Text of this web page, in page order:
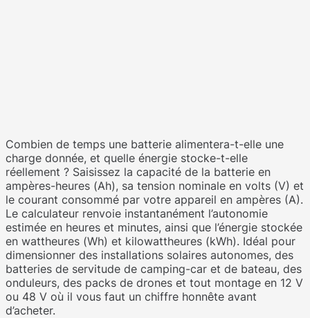
Combien de temps une batterie alimentera-t-elle une
charge donnée, et quelle énergie stocke-t-elle
réellement ? Saisissez la capacité de la batterie en
ampères-heures (Ah), sa tension nominale en volts (V) et
le courant consommé par votre appareil en ampères (A).
Le calculateur renvoie instantanément l’autonomie
estimée en heures et minutes, ainsi que l’énergie stockée
en wattheures (Wh) et kilowattheures (kWh). Idéal pour
dimensionner des installations solaires autonomes, des
batteries de servitude de camping-car et de bateau, des
onduleurs, des packs de drones et tout montage en 12 V
ou 48 V où il vous faut un chiffre honnête avant
d’acheter.